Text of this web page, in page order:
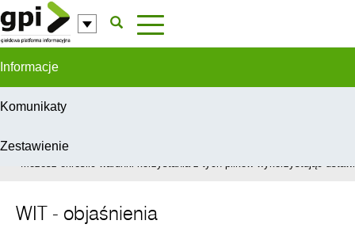
Przejdź do komentarzy
Informacje
Komunikaty
Zestawienie
W celu świadczenia usług na najwyższym poziomie, serwis GPI
Możesz określić warunki korzystania z tych plików wykorzystując
WIT - objaśnienia